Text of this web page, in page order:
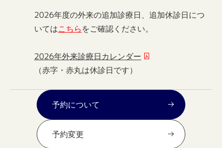
2026年度の外来の追加診療日、追加休診日につ
いてはこちらをご確認ください。
2026年外来診療日カレンダー
（赤字・赤丸は休診日です）
予約について
予約変更